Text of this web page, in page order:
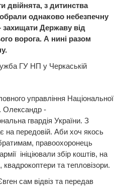
двійнята, з дитинства
однаково небезпечну
захищати Державу від
ворога. А нині разом
ГУ НП у Черкаській
управління Національної
Олександр -
гвардія України. З
на передовій. Аби хоч якось
правоохоронець
ініціювали збір коштів, на
та тепловізори.
сам відвіз та передав